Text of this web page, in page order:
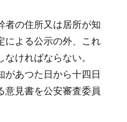
者の住所又は居所が知
による公示の外、これ
ければならない。
があつた日から十四日
意見書を公安審査委員